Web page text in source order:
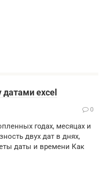
excel
0
годах, месяцах и
двух дат в днях,
даты и времени Как